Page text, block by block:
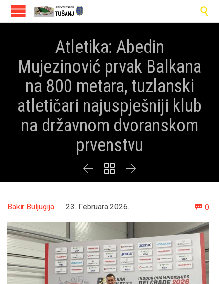

Atletika: Abedin
Mujezinović prvak Balkana
na 800 metara, tuzlanski
atletičari najuspješniji klub
na državnom dvoranskom
prvenstvu
  
Bakir Buljugija 23. Februara 2026.  0